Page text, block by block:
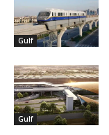
Gulf
Gulf